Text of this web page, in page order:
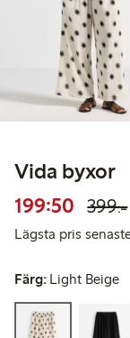
Vida byxor
199:50 399:-
Lägsta pris
Färg: Light Beige